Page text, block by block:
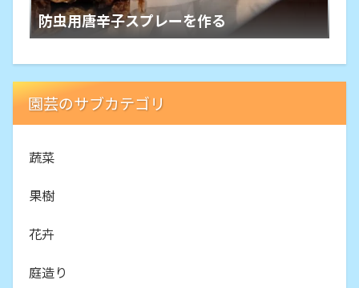
防虫用唐辛子スプレーを作る
園芸のサブカテゴリ
蔬菜
果樹
花卉
庭造り